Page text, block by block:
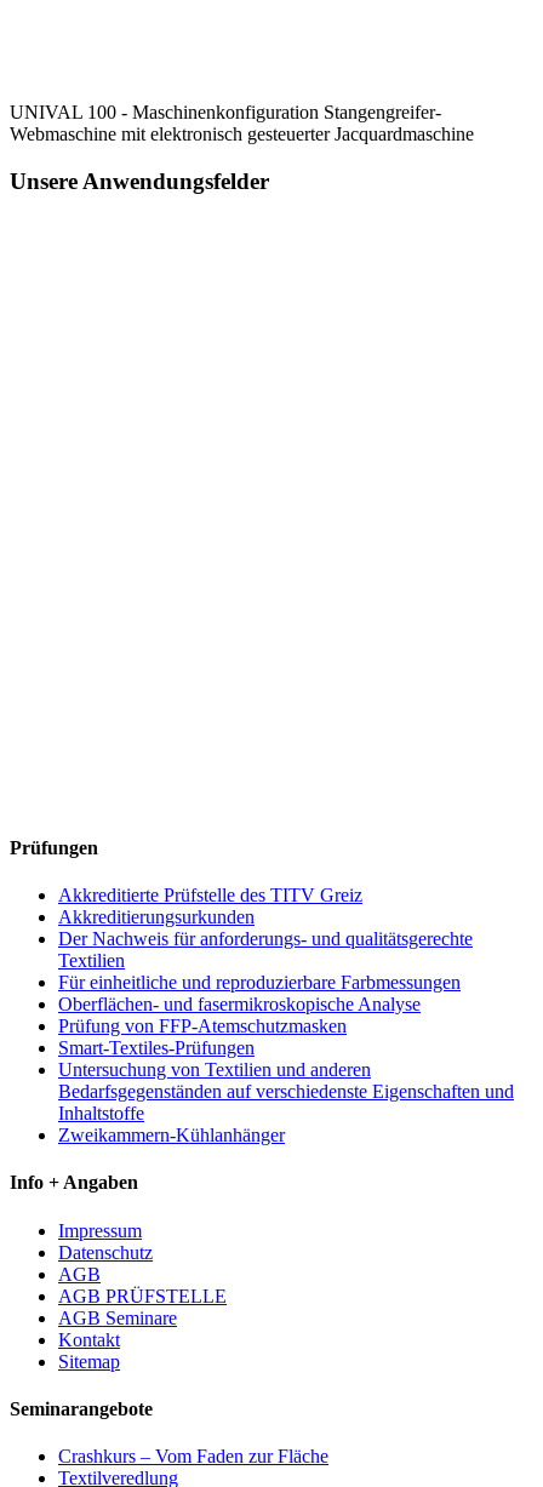
UNIVAL 100 - Maschinenkonfiguration Stangengreifer-
Webmaschine mit elektronisch gesteuerter Jacquardmaschine
Unsere Anwendungsfelder
Prüfungen
Akkreditierte Prüfstelle des TITV Greiz
Akkreditierungsurkunden
Der Nachweis für anforderungs- und qualitätsgerechte
Textilien
Für einheitliche und reproduzierbare Farbmessungen
Oberflächen- und fasermikroskopische Analyse
Prüfung von FFP-Atemschutzmasken
Smart-Textiles-Prüfungen
Untersuchung von Textilien und anderen
Bedarfsgegenständen auf verschiedenste Eigenschaften und
Inhaltstoffe
Zweikammern-Kühlanhänger
Info + Angaben
Impressum
Datenschutz
AGB
AGB PRÜFSTELLE
AGB Seminare
Kontakt
Sitemap
Seminarangebote
Crashkurs – Vom Faden zur Fläche
Textilveredlung